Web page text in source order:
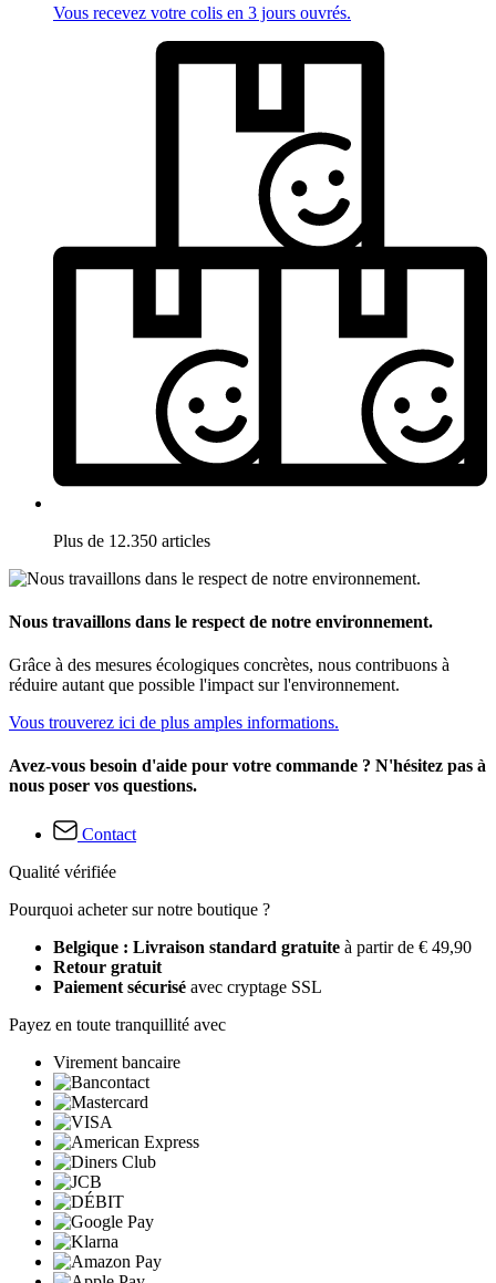
Vous recevez votre colis en 3 jours ouvrés.
Plus de 12.350 articles
Nous travaillons dans le respect de notre environnement.
Grâce à des mesures écologiques concrètes, nous contribuons à
réduire autant que possible l'impact sur l'environnement.
Vous trouverez ici de plus amples informations.
Avez-vous besoin d'aide pour votre commande ? N'hésitez pas à
nous poser vos questions.
Contact
Qualité vérifiée
Pourquoi acheter sur notre boutique ?
Belgique : Livraison standard gratuite à partir de € 49,90
Retour gratuit
Paiement sécurisé avec cryptage SSL
Payez en toute tranquillité avec
Virement bancaire